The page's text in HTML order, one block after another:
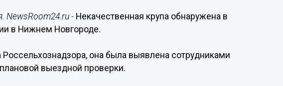
NewsRoom24.ru - Некачественная крупа обнаружена в
в Нижнем Новгороде.
она была выявлена сотрудниками
выездной проверки.